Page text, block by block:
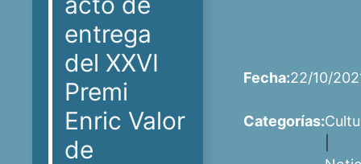
entrega
del XXVI
Premi
Enric Valor
de
Fecha:22/10/
Categorías: